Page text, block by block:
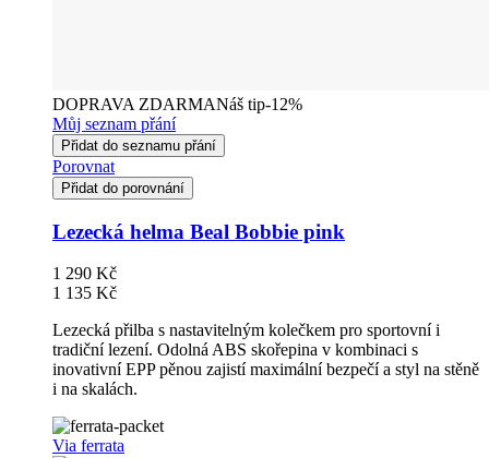
DOPRAVA ZDARMANáš tip-12%
Můj seznam přání
Přidat do seznamu přání
Porovnat
Přidat do porovnání
Lezecká helma Beal Bobbie pink
1 290 Kč
1 135 Kč
Lezecká přilba s nastavitelným kolečkem pro sportovní i
tradiční lezení. Odolná ABS skořepina v kombinaci s
inovativní EPP pěnou zajistí maximální bezpečí a styl na stěně
i na skalách.
Via ferrata